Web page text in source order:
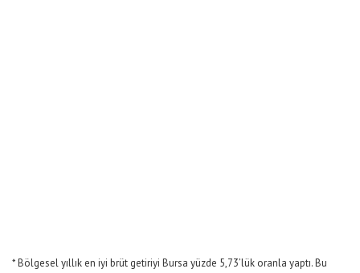
* Bölgesel yıllık en iyi brüt getiriyi Bursa yüzde 5,73’lük oranla yaptı. Bu